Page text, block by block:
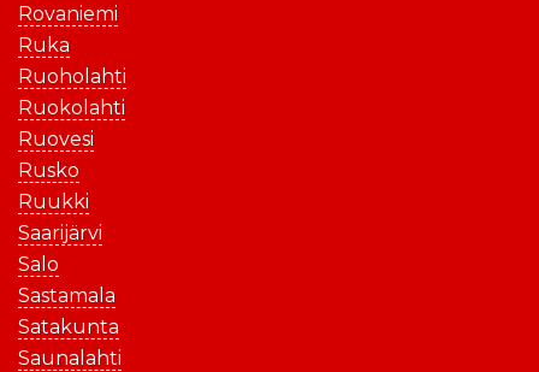
Rovaniemi
Ruka
Ruoholahti
Ruokolahti
Ruovesi
Rusko
Ruukki
Saarijärvi
Salo
Sastamala
Satakunta
Saunalahti